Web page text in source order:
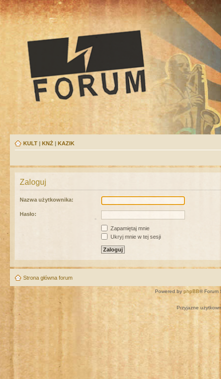
KULT | KNŻ | KAZIK
Zaloguj
Nazwa użytkownika:
Hasło:
Zapamiętaj mnie
Ukryj mnie w tej sesji
Strona główna forum
Powered by phpBB® Forum
Przyjazne